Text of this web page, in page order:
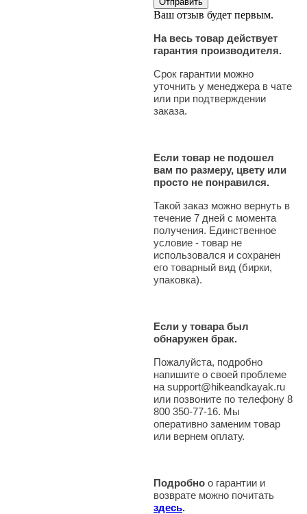
Ваш отзыв будет первым.
На весь товар действует
гарантия производителя.
Срок гарантии можно
уточнить у менеджера в чате
или при подтверждении
заказа.
Если товар не подошел
вам по размеру, цвету или
просто не понравился.
Такой заказ можно вернуть в
течение 7 дней с момента
получения. Единственное
условие - товар не
использовался и сохранен
его товарный вид (бирки,
упаковка).
Если у товара был
обнаружен брак.
Пожалуйста, подробно
напишите о своей проблеме
на support@hikeandkayak.ru
или позвоните по телефону 8
800 350-77-16. Мы
оперативно заменим товар
или вернем оплату.
Подробно о гарантии и
возврате можно почитать
здесь.